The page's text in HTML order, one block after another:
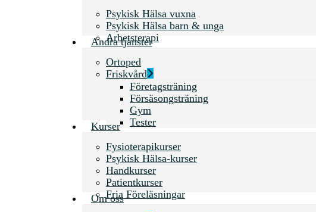
Psykisk Hälsa vuxna
Psykisk Hälsa barn & unga
Arbetsterapi
Andra tjänster
Ortoped
Friskvård
Företagsträning
Försäsongsträning
Gym
Tester
Kurser
Fysioterapikurser
Psykisk Hälsa-kurser
Handkurser
Patientkurser
Fria Föreläsningar
Om oss